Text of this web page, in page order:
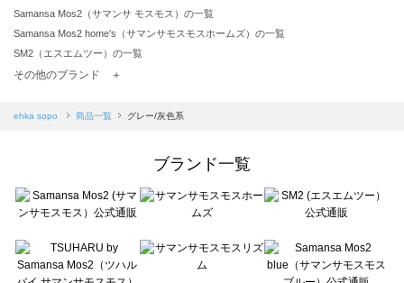
Samansa Mos2（サマンサ モスモス）の一覧
Samansa Mos2 home's（サマンサモスモスホームズ）の一覧
SM2（エスエムツー）の一覧
TSUHARU by Samansa Mos2（ツハルバイサマンサモスモス）の一覧
Samansa Mos2 blue（サマンサモスモス ブルー）の一覧
Te chichi（テチチ）の一覧
Te chichi CLASSIC（テチチ クラシック）の一覧
Lugnoncure（ルノンキュール）の一覧
BETTY'S BLUE（べティーズブルー）の一覧
その他のブランド ＋
ehka sopo 商品一覧 グレー/灰色系
ブランド一覧